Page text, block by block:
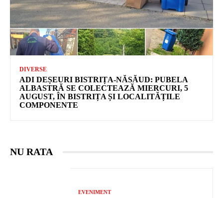
DIVERSE
ADI DEȘEURI BISTRIȚA-NĂSĂUD: PUBELA
ALBASTRĂ SE COLECTEAZĂ MIERCURI, 5
AUGUST, ÎN BISTRIȚA ȘI LOCALITĂȚILE
COMPONENTE
NU RATA
EVENIMENT